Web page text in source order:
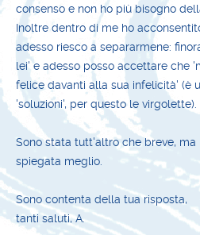
consenso e non ho più bisogno
Inoltre dentro di me ho
adesso riesco a separarmene:
lei' e adesso posso accettare che
felice davanti alla sua infelicità' (è
'soluzioni', per questo le virgolette).
Sono stata tutt'altro che breve, ma
spiegata meglio.
Sono contenta della tua risposta,
tanti saluti, A.